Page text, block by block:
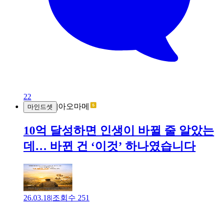
22
마인드셋 |아오마메
10억 달성하면 인생이 바뀔 줄 알았는
데… 바뀐 건 ‘이것’ 하나였습니다
26.03.18|조회수 251